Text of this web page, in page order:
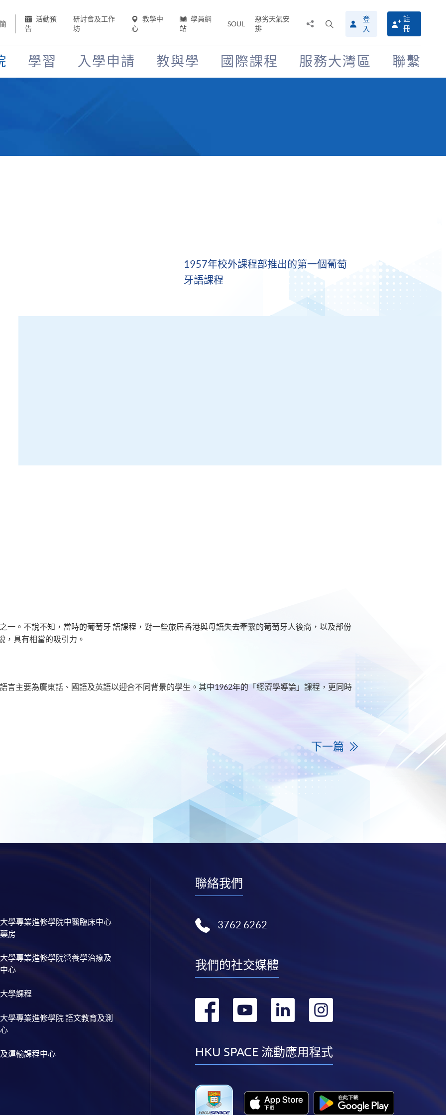
簡
活動預
告
研討會及工作
坊
教學中
心
學員網
站
SOUL
惡劣天氣安
排
搜
尋
介
面
登
入
註
冊
學習 入學申請 教與學 國際課程 服務大灣區 聯繫
1957年校外課程部推出的第一個葡萄
牙語課程
一。不說不知，當時的葡萄牙 語課程，對一些旅居香港與母語失去牽繫的葡萄牙人後裔，以及部份
，具有相當的吸引力。
言主要為廣東話、國語及英語以迎合不同背景的學生。其中1962年的「經濟學導論」課程，更同時
下一篇
學專業進修學院中醫臨床中心
房
學專業進修學院營養學治療及
心
學課程
學專業進修學院 語文教育及測
運輸課程中心
聯絡我們
3762 6262
我們的社交媒體
轉
facebook
轉
youtube
轉
linkedin
轉
instagram
HKU SPACE 流動應用程式